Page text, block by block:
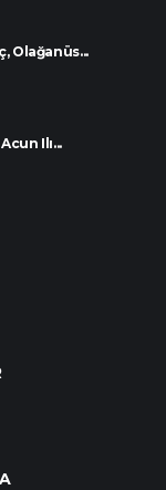
Olağanüs...
Ilı...